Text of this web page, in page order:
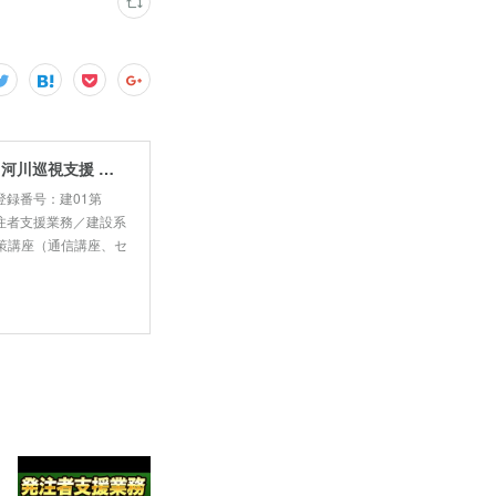
新建設コンサルタント株式会社｜発注者支援業務 国土交通省 工事監督支援 河川巡視支援 積算技術 正社員募集
録番号：建01第
支援業務／建設系
講座（通信講座、セ